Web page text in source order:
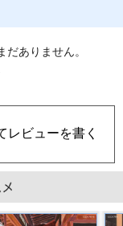
ありません。